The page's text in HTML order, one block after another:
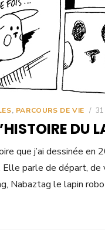
, PARCOURS DE VIE /
DU
que j’ai dessinée en
Elle parle de départ, de
Nabaztag le lapin